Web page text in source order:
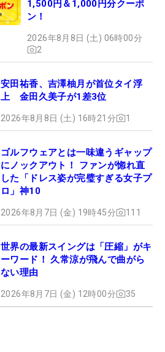
1,500円＆1,000円分クーポ
ン！
2026年8月8日 (土) 06時00分
2
安田祐香、吉澤柚月が首位タイ浮
上 金田久美子が1差3位
2026年8月8日 (土) 16時21分 1
ゴルフウェアとは一味違うギャップ
にノックアウト！ ファンが惚れ直
した「ドレス姿が完璧すぎる女子プ
ロ」神10
2026年8月7日 (金) 19時45分 111
世界の最新スイングは「圧縮」がキ
ーワード！ 久常涼が飛んで曲がら
ない理由
2026年8月7日 (金) 12時00分 35